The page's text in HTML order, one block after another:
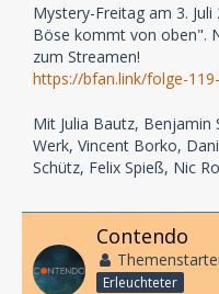
Mystery-Freitag am 3.
Böse kommt von oben".
zum Streamen!
https://bfan.link/folge-
Mit Julia Bautz, Benjamin
Werk, Vincent Borko,
Schütz, Felix Spieß, Nic
Contendo
Erleuchteter